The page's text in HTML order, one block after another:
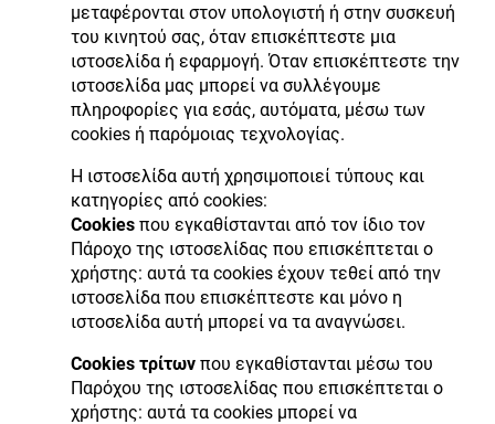
μεταφέρονται στον υπολογιστή ή στην συσκευή
του κινητού σας, όταν επισκέπτεστε μια
ιστοσελίδα ή εφαρμογή. Όταν επισκέπτεστε την
ιστοσελίδα μας μπορεί να συλλέγουμε
πληροφορίες για εσάς, αυτόματα, μέσω των
cookies ή παρόμοιας τεχνολογίας.
Η ιστοσελίδα αυτή χρησιμοποιεί τύπους και
κατηγορίες από cookies:
Cookies που εγκαθίστανται από τον ίδιο τον
Πάροχο της ιστοσελίδας που επισκέπτεται ο
χρήστης: αυτά τα cookies έχουν τεθεί από την
ιστοσελίδα που επισκέπτεστε και μόνο η
ιστοσελίδα αυτή μπορεί να τα αναγνώσει.
Cookies τρίτων που εγκαθίστανται μέσω του
Παρόχου της ιστοσελίδας που επισκέπτεται ο
χρήστης: αυτά τα cookies μπορεί να